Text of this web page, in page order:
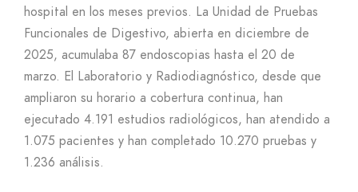
hospital en los meses previos. La Unidad de Pruebas
Funcionales de Digestivo, abierta en diciembre de
2025, acumulaba 87 endoscopias hasta el 20 de
marzo. El Laboratorio y Radiodiagnóstico, desde que
ampliaron su horario a cobertura continua, han
ejecutado 4.191 estudios radiológicos, han atendido a
1.075 pacientes y han completado 10.270 pruebas y
1.236 análisis.